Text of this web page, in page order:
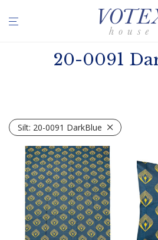
20-0091
Silt: 20-0091 DarkBlue